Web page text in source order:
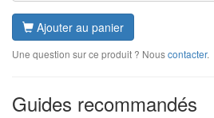
Ajouter au panier
Une question sur ce produit ? Nouscontacter.
Guides recommandés